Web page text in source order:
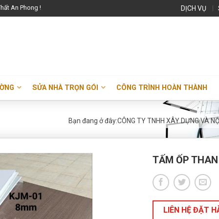
An Phong ! DỊCH VỤ
SỬA NHÀ TRỌN GÓI CÔNG TRÌNH HOÀN THÀNH
Bạn đang ở đây:CÔNG TY TNHH XÂY DỰNG VÀ
TẤM ỐP
LIÊN HỆ ĐẶT